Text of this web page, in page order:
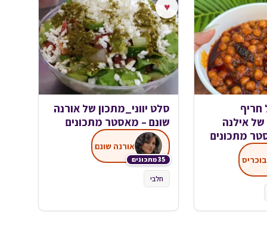
חריף
של אילנה
מתכונים
♥
סלט יווני_מתכון של אורנה
שונם – מאסטר מתכונים
35 מתכונים
אורנה שונם
חלבי